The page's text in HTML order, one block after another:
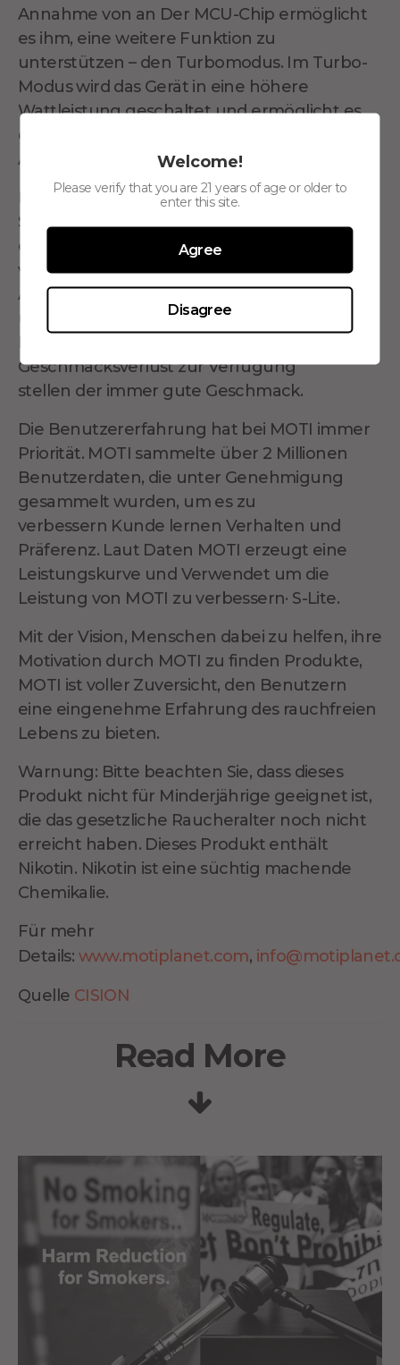
Annahme von an Der MCU-Chip ermöglicht
es ihm, eine weitere Funktion zu
unterstützen – den Turbomodus. Im Turbo-
Modus wird das Gerät in eine höhere
Wattleistung geschaltet und ermöglicht es
den Benutzern, vollere und reichhaltigere
Aromen zu genießen.
Konsistenter Geschmack ist immer eine
Sache, die Benutzer wollen. Wie auch immer
es ist
schwer zu
vermeidenGeschmacksverlust bei der
Anwendung. Deink des FEELM-Zerstäubers
und des einzigartigen Pods
MOTI·S Lite minimiert den
Geschmacksverlust zur Verfügung
stellen der immer gute Geschmack.
Die Benutzererfahrung hat bei MOTI immer
Priorität. MOTI sammelte über 2 Millionen
Benutzerdaten, die unter Genehmigung
gesammelt wurden, um es zu
verbessern Kunde lernen Verhalten und
Präferenz. Laut Daten MOTI erzeugt eine
Leistungskurve und Verwendet um die
Leistung von MOTI zu verbessern· S-Lite.
Mit der Vision, Menschen dabei zu helfen, ihre
Motivation durch MOTI zu finden Produkte,
MOTI ist voller Zuversicht, den Benutzern
eine eingenehme Erfahrung des rauchfreien
Lebens zu bieten.
Warnung: Bitte beachten Sie, dass dieses
Produkt nicht für Minderjährige geeignet ist,
die das gesetzliche Raucheralter noch nicht
erreicht haben. Dieses Produkt enthält
Nikotin. Nikotin ist eine süchtig machende
Chemikalie.
Für mehr
Details: www.motiplanet.com,
Quelle CISION
Read More
Welcome!
Please verify that you are 21 years of age or older to
enter this site.
Agree
Disagree